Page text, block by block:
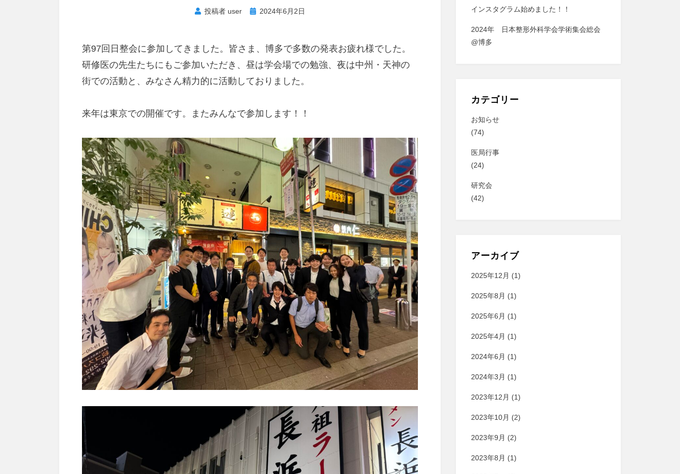
投稿者 user
投 2024年6月2日
第97回日整会に参加してきました。皆さま、博多で多数の発表お疲れ様でした。
研修医の先生たちにもご参加いただき、昼は学会場での勉強、夜は中州・天神の
街での活動と、みなさん精力的に活動しておりました。
来年は東京での開催です。またみんなで参加します！！
インスタグラム始めました！！
2024年 日本整形外科学会学術集会総会
@博多
カテゴリー
お知らせ
(74)
医局行事
(24)
研究会
(42)
アーカイブ
2025年12月 (1)
2025年8月 (1)
2025年6月 (1)
2025年4月 (1)
2024年6月 (1)
2024年3月 (1)
2023年12月 (1)
2023年10月 (2)
2023年9月 (2)
2023年8月 (1)